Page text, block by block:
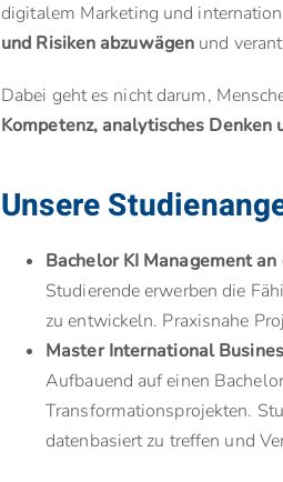
digitalem Marketing und
und Risiken abzuwägen und
Dabei geht es nicht darum,
Kompetenz, analytisches Denken
Unsere
Bachelor KI Management
Studierende erwerben die
zu entwickeln. Praxisnahe
Master International
Aufbauend auf einen
Transformationsprojekten.
datenbasiert zu treffen und